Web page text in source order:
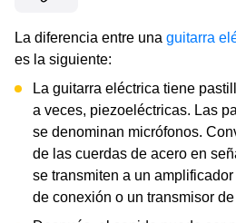
La diferencia entre una guitarra
es la siguiente:
La guitarra eléctrica tiene
a veces, piezoeléctricas. Las
se denominan micrófonos.
de las cuerdas de acero en
se transmiten a un
de conexión o un transmisor